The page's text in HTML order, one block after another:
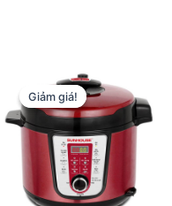
Giảm giá!
Giảm giá!